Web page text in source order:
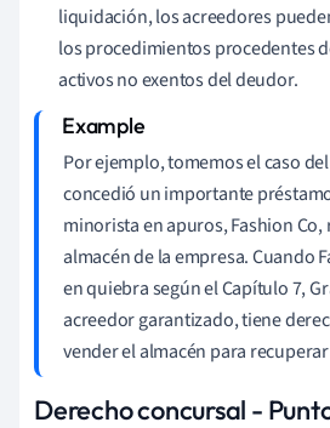
liquidación, los acreedores
los procedimientos procedentes
activos no exentos del deudor.
Por ejemplo, tomemos el caso
concedió un importante
minorista en apuros, Fashion
almacén de la empresa. Cuando
en quiebra según el Capítulo 7,
acreedor garantizado, tiene
vender el almacén para
Derecho concursal -